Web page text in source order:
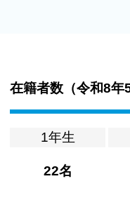
在籍者数（令和8年
1年生
22名